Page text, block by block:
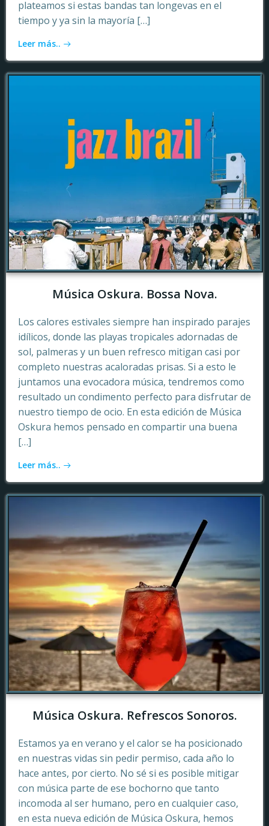
plateamos si estas bandas tan longevas en el
tiempo y ya sin la mayoría […]
Leer más..
Música Oskura. Bossa Nova.
Los calores estivales siempre han inspirado parajes
idílicos, donde las playas tropicales adornadas de
sol, palmeras y un buen refresco mitigan casi por
completo nuestras acaloradas prisas. Si a esto le
juntamos una evocadora música, tendremos como
resultado un condimento perfecto para disfrutar de
nuestro tiempo de ocio. En esta edición de Música
Oskura hemos pensado en compartir una buena
[…]
Leer más..
Música Oskura. Refrescos Sonoros.
Estamos ya en verano y el calor se ha posicionado
en nuestras vidas sin pedir permiso, cada año lo
hace antes, por cierto. No sé si es posible mitigar
con música parte de ese bochorno que tanto
incomoda al ser humano, pero en cualquier caso,
en esta nueva edición de Música Oskura, hemos